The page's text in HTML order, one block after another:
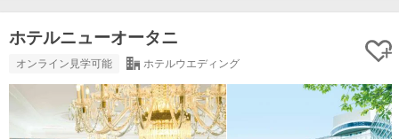
ホテルニューオータニ
オンライン見学可能 ホテルウエディング